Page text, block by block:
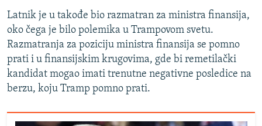
Latnik je u takođe bio razmatran za ministra finansija,
oko čega je bilo polemika u Trampovom svetu.
Razmatranja za poziciju ministra finansija se pomno
prati i u finansijskim krugovima, gde bi remetilački
kandidat mogao imati trenutne negativne posledice na
berzu, koju Tramp pomno prati.